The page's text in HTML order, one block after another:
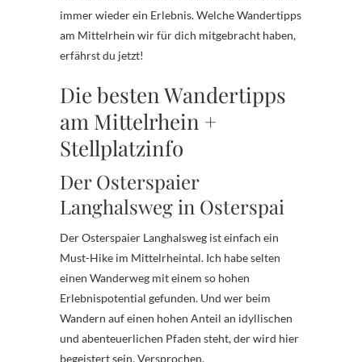
immer wieder ein Erlebnis. Welche Wandertipps
am Mittelrhein wir für dich mitgebracht haben,
erfährst du jetzt!
Die besten Wandertipps
am Mittelrhein +
Stellplatzinfo
Der Osterspaier
Langhalsweg in Osterspai
Der Osterspaier Langhalsweg ist einfach ein
Must-Hike im Mittelrheintal. Ich habe selten
einen Wanderweg mit einem so hohen
Erlebnispotential gefunden. Und wer beim
Wandern auf einen hohen Anteil an idyllischen
und abenteuerlichen Pfaden steht, der wird hier
begeistert sein. Versprochen.